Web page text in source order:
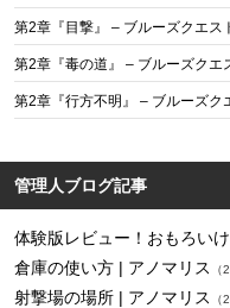
第2章『目撃』 – ブルーズクエス
第2章『毒の道』 – ブルーズクエ
第2章『行方不明』 – ブルーズク
管理人ブログ記事
倉庫の使い方 | アノマリス
射撃場の場所 | アノマリス